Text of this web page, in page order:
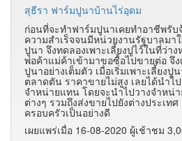
สุธีรา ฟาร์มปูนาบ้านไร่อุดม
ก่อนที่จะทำฟาร์มปูนาเคยทำอาชีพรั
ความสำเร็จจนมีหน่วยงานรัฐบาลมา
ปูนา จึงทดลองเพาะเลี้ยงปูไว้ในที่ว่า
พ่อค้าแม่ค้าเข้ามาขอซื้อไปขายต่อ จึง
ปูนาอย่างเต็มตัว เมื่อเริ่มเพาะเลี้ยง
ตลาดตัน ราคาขายไม่สูง เลยได้นำไ
จำหน่ายแทน โดยจะนำไปวางจำหน่
ต่างๆ รวมถึงส่งขายไปยังต่างประเท
ครอบครัวเป็นอย่างดี
เผยแพร่เมื่อ 16-08-2020 ผู้เช้าชม